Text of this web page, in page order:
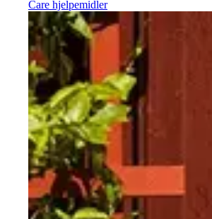
Care hjelpemidler